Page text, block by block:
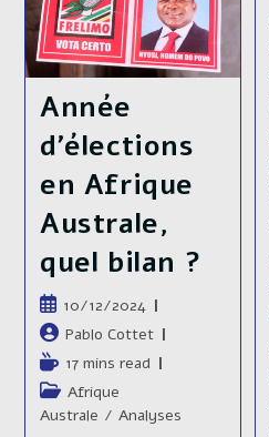
Continuer La LectureAugmentation
Du
Contingent
Du
Une
Intensification
Combats
À
Doha
Année
d’élections
en Afrique
Australe,
quel bilan ?
Publication
publiée :
10/12/2024
Auteur/autrice
de
la
publication :
Pablo Cottet
Temps
de
lecture :
17 mins read
Post
category:
Afrique
Australe / Analyses